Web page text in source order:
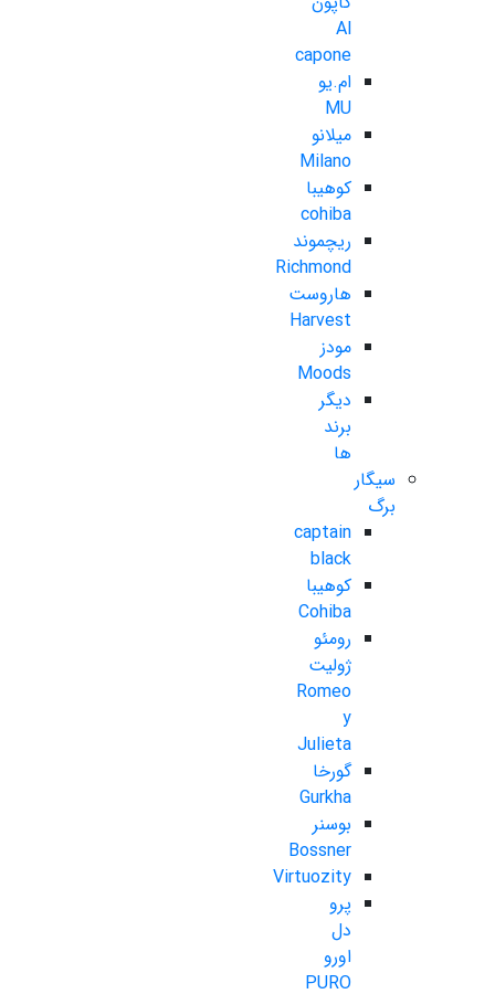
Al
capone
ام.یو
MU
میلانو
Milano
کوهیبا
cohiba
ریچموند
Richmond
هاروست
Harvest
مودز
Moods
دیگر
برند
ها
سیگار
برگ
captain
black
کوهیبا
Cohiba
رومئو
ژولیت
Romeo
y
Julieta
گورخا
Gurkha
بوسنر
Bossner
Virtuozity
پرو
دل
اورو
PURO